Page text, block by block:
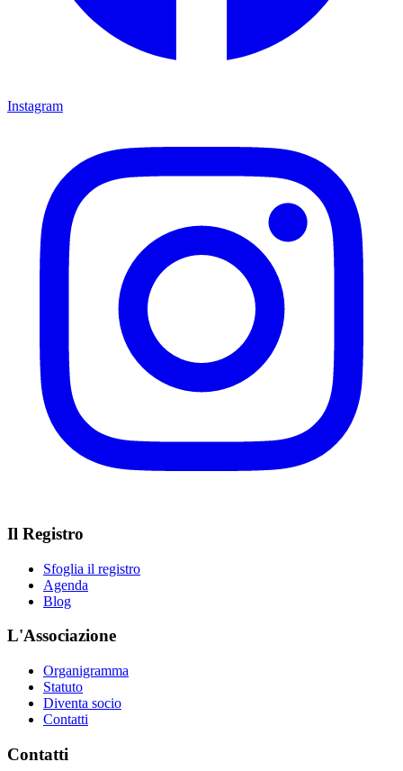
Instagram
Il Registro
Sfoglia il registro
Agenda
Blog
L'Associazione
Organigramma
Statuto
Diventa socio
Contatti
Contatti